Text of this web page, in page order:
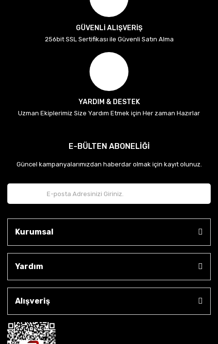
GÜVENLİ ALIŞVERİŞ
256bit SSL Sertifikası ile Güvenli Satın Alma
YARDIM & DESTEK
Uzman Ekiplerimiz Size Yardım Etmek için Her zaman Hazırlar
E-BÜLTEN ABONELİĞİ
Güncel kampanyalarımızdan haberdar olmak için kayıt olunuz.
Kurumsal
Yardım
Alışveriş